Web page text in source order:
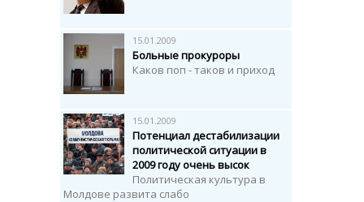
15.01.2009
Больные прокуроры
Каков поп - таков и приход
15.01.2009
Потенциал дестабилизации
политической ситуации в
2009 году очень высок
Политическая культура в
Молдове развита слабо